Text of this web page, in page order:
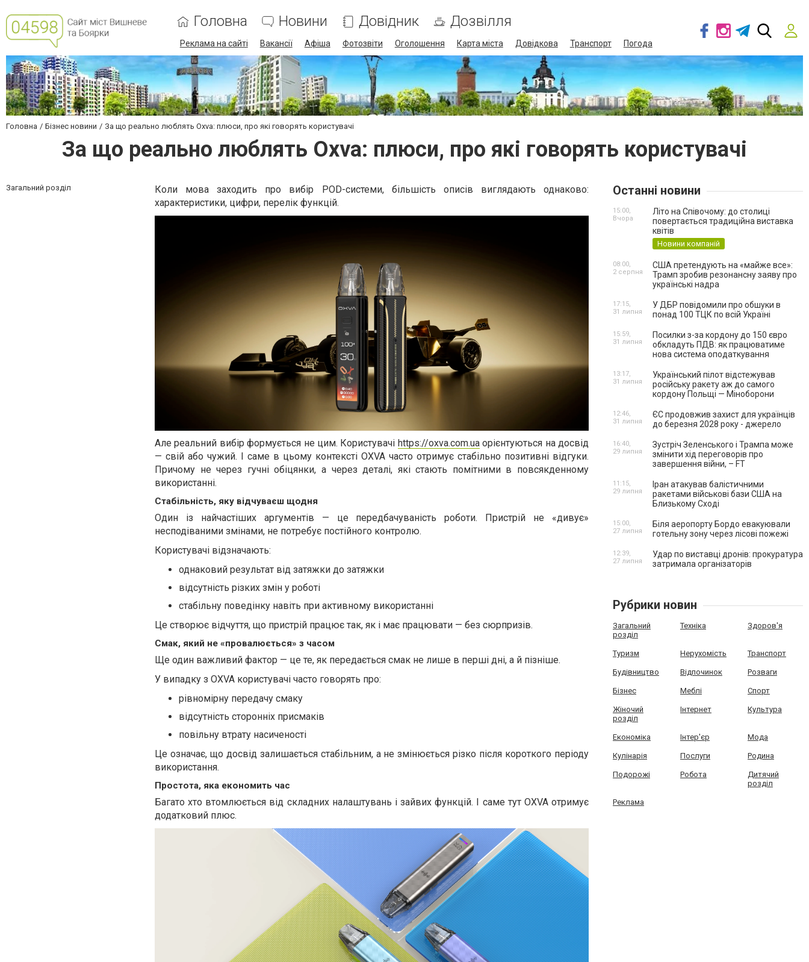
Головна Новини Довідник Дозвілля
Реклама на сайті Вакансії Афіша Фотозвіти Оголошення Карта міста Довідкова Транспорт Погода
Головна Бізнес новини За що реально люблять Oxva: плюси, про які говорять користувачі
За що реально люблять Oxva: плюси, про які говорять користувачі
Загальний розділ
Коли мова заходить про вибір POD-системи, більшість описів виглядають однаково:
характеристики, цифри, перелік функцій.
Але реальний вибір формується не цим. Користувачі https://oxva.com.uaорієнтуються на досвід
— свій або чужий. І саме в цьому контексті OXVA часто отримує стабільно позитивні відгуки.
Причому не через гучні обіцянки, а через деталі, які стають помітними в повсякденному
використанні.
Стабільність, яку відчуваєш щодня
Один із найчастіших аргументів — це передбачуваність роботи. Пристрій не «дивує»
несподіваними змінами, не потребує постійного контролю.
Користувачі відзначають:
однаковий результат від затяжки до затяжки
відсутність різких змін у роботі
стабільну поведінку навіть при активному використанні
Це створює відчуття, що пристрій працює так, як і має працювати — без сюрпризів.
Смак, який не «провалюється» з часом
Ще один важливий фактор — це те, як передається смак не лише в перші дні, а й пізніше.
У випадку з OXVA користувачі часто говорять про:
рівномірну передачу смаку
відсутність сторонніх присмаків
повільну втрату насиченості
Це означає, що досвід залишається стабільним, а не змінюється різко після короткого періоду
використання.
Простота, яка економить час
Багато хто втомлюється від складних налаштувань і зайвих функцій. І саме тут OXVA отримує
додатковий плюс.
Останні новини
Літо на Співочому: до столиці
повертається традиційна виставка
квітів
Новини компаній
15:00,
Вчора
США претендують на «майже все»:
Трамп зробив резонансну заяву про
українські надра
08:00,
2 серпня
У ДБР повідомили про обшуки в
понад 100 ТЦК по всій Україні
17:15,
31 липня
Посилки з-за кордону до 150 євро
обкладуть ПДВ: як працюватиме
нова система оподаткування
15:59,
31 липня
Український пілот відстежував
російську ракету аж до самого
кордону Польщі — Міноборони
13:17,
31 липня
ЄС продовжив захист для українців
до березня 2028 року - джерело
12:46,
31 липня
Зустріч Зеленського і Трампа може
змінити хід переговорів про
завершення війни, – FT
16:40,
29 липня
Іран атакував балістичними
ракетами військові бази США на
Близькому Сході
11:15,
29 липня
Біля аеропорту Бордо евакуювали
готельну зону через лісові пожежі
15:00,
27 липня
Удар по виставці дронів: прокуратура
затримала організаторів
12:39,
27 липня
Рубрики новин
Загальний
розділ
Техніка Здоров'я
Туризм Нерухомість Транспорт
Будівництво Відпочинок Розваги
Бізнес Меблі Спорт
Жіночий
розділ
Інтернет Культура
Економіка Інтер'єр Мода
Кулінарія Послуги Родина
Подорожі Робота
Дитячий
розділ
Реклама